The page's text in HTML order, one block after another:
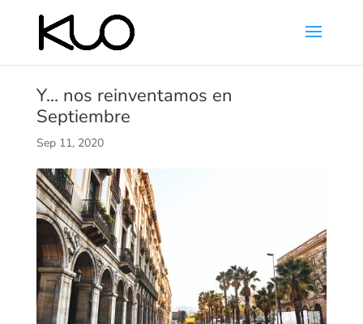
Y… nos reinventamos en
Septiembre
Sep 11, 2020